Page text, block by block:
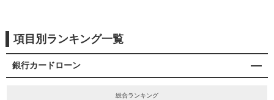
項目別ランキング一覧
銀行カードローン
総合ランキング